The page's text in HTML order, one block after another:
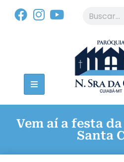
Vem aí a festa
Santa